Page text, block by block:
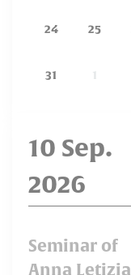
24 25
31 1
10 Sep.
2026
Seminar of
Anna Letizia